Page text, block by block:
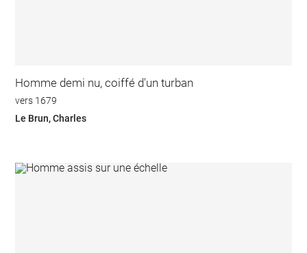
Homme demi nu, coiffé d'un turban
vers 1679
Le Brun, Charles